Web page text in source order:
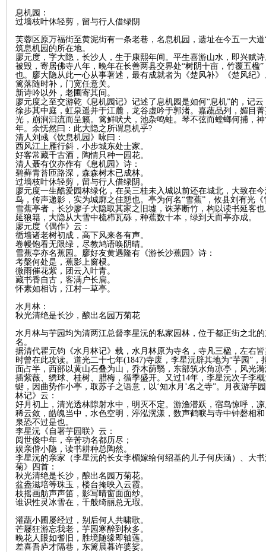
息机园：
过墙枝叶休轻剪，留与行人借绿阴
芙蓉区原万福街至黄泥街有一条老巷，名息机园，遗址在今五一大
筑息机园的所在地。
廖元度，字大隐，长沙人，生于康熙年间。平生喜游山水，即兴赋
被毁，寄居佛寺八年，晚年在长善两县交界处“树阴十亩，竹覆五楹
也。廖大隐从此一心从事著述，最有成就者为《楚风补》《楚风纪
篱落随时补，门宽任意关。
新诗吟以外，老圃寄其间。
廖元度之至交游乾《息机园记》记述了息机园是如何“息机”的，记云
徐步其中庭，虹泉遥并于江麓，龙谷虚吟于郭渚。嘉蔬品列，媚目
光，崩涧汩流而呈籁。篱鲜吠犬，池杂鸣蛙。琴不弦而螳螂何捕，
年。余怃然曰：此大隐之所谓息机乎?
清人刘彧《饮息机园》咏曰：
西风江上雁行斜，小步城东处士家。
好客常藏千古酒，陶情只种一园花。
清人聂有仪亦作有《息机园》诗：
碧藓青苔匝路深，森森树木已成林。
过墙枝叶休轻剪，留与行人借绿阴。
廖元度一生酷爱园林绿化，在吴三桂未入城以前还在城北，大致在
鸟，传声递影，实为城廓之佳憩也。亭为何名“雪蕉”，攸县刘有光
雪蕉亭者，长沙廖子大隐取其家之旧墟，诛茅断竹，构以读书延客
延狼籍，大隐从大雪中梳栉瓦砾，种蕉数十本，绿到天而亭亦成。
廖元度《偶作》云：
循墙诸老树初成，高下风来各有声。
卷幔饱看无限绿，尽教鸠语唤阴晴。
雪蕉亭亦名蕉园。廖好友黄遇隆有《游长沙蕉园》诗：
考槃何处是，蕉影上窗棂。
微雨催花紫，团云入叶青。
藏书香自古，客满户长扃。
怀素如相访，江村一草亭。
水月林：
秋光清绝是长沙，酿出名园万菊花
水月林与芋园均为清两江总督李星沅的私家园林，位于都正街之北
名。
据清代瞿元钧《水月林记》载，水月林原为寺名，寺凡三楹，左右
时曾在此攻读。道光二十七年(1847)寺废，李星沅辟其地为“芋园”
面占半，西部以黄山石叠为山，乔木荫翳，东部筑水角凉亭，风光
插紫薇、绣球、桂树、腊梅，循季盛开。又过14年，李星沅次子李
蜒，因曲势作小亭，取苏子之语意，以‘知水月’名之寺”。月夜游芋
林记》云：
好月初上，清光透林隙射水中，明灭不定。游渔潜跃，宿鸟惊呼，
稀云敛，皓魄当中，水色空明，渟泓滉漾，数声鹤唳与寺中钟磬相
泉恐不过是也。
李星沅《自署芋园联》云：
阅世倏中年，辛苦功名都历尽；
娱亲偕小隐，读书耕种总陶然。
李星沅的亲家（李星沅的长女李楣嫁给何绍基的儿子何庆涵）、大
菊》四首：
秋光清绝是长沙，酿出名园万菊花。
盆盎滋培等珠玉，楼台掩映入云霞。
枝摇画舫声声笛，影写晴窗面面纱。
谁识性灵冰雪在，千般绮丽总无瑕。
灌蔬小圃屡经过，别后何人共啸歌。
芒屦狂游忘我老，芋园寒醉到秋多。
晚花人眼如耆旧，胜境随缘即轴薖。
差喜吾庐才隔巷，东篱晨暮许婆娑。